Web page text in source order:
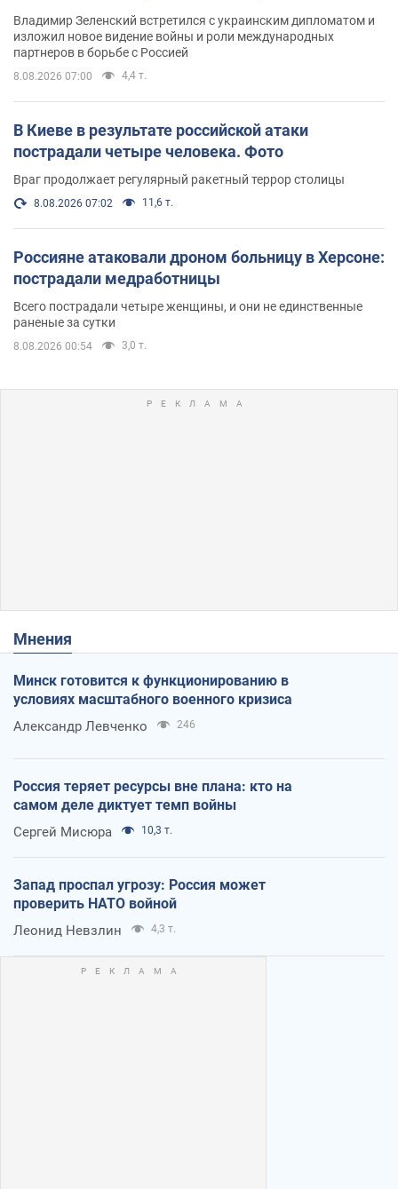
Владимир Зеленский встретился с украинским дипломатом и
изложил новое видение войны и роли международных
партнеров в борьбе с Россией
8.08.2026 07:00 4,4 т.
В Киеве в результате российской атаки
пострадали четыре человека. Фото
Враг продолжает регулярный ракетный террор столицы
8.08.2026 07:02 11,6 т.
Россияне атаковали дроном больницу в Херсоне:
пострадали медработницы
Всего пострадали четыре женщины, и они не единственные
раненые за сутки
8.08.2026 00:54 3,0 т.
Мнения
Минск готовится к функционированию в
условиях масштабного военного кризиса
Александр Левченко 246
Россия теряет ресурсы вне плана: кто на
самом деле диктует темп войны
Сергей Мисюра 10,3 т.
Запад проспал угрозу: Россия может
проверить НАТО войной
Леонид Невзлин 4,3 т.